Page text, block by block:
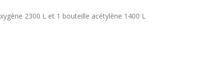
2300 L et 1 bouteille acétylène 1400 L